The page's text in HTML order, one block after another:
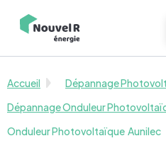
Accueil
Dépannage
Dépannage Onduleur
Onduleur Photovoltaïque Aunilec